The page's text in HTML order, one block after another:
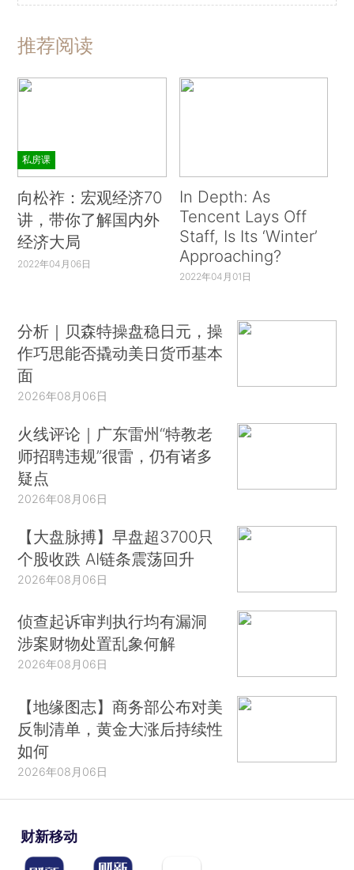
推荐阅读
私房课
向松祚：宏观经济70
讲，带你了解国内外
经济大局
2022年04月06日
In Depth: As
Tencent Lays Off
Staff, Is Its ‘Winter’
Approaching?
2022年04月01日
分析｜贝森特操盘稳日元，操
作巧思能否撬动美日货币基本
面
2026年08月06日
火线评论｜广东雷州“特教老
师招聘违规”很雷，仍有诸多
疑点
2026年08月06日
【大盘脉搏】早盘超3700只
个股收跌 AI链条震荡回升
2026年08月06日
侦查起诉审判执行均有漏洞
涉案财物处置乱象何解
2026年08月06日
【地缘图志】商务部公布对美
反制清单，黄金大涨后持续性
如何
2026年08月06日
财新移动